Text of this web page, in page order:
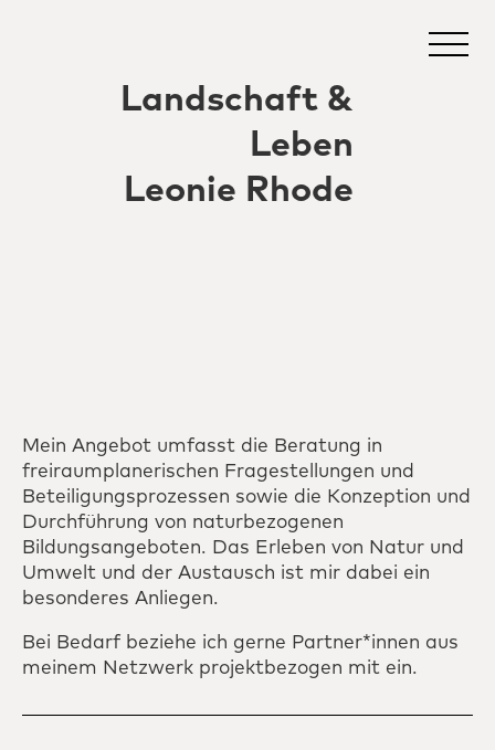
Landschaft &
Leben
Leonie Rhode
Mein Angebot umfasst die Beratung in
freiraumplanerischen Fragestellungen und
Beteiligungsprozessen sowie die Konzeption und
Durchführung von naturbezogenen
Bildungsangeboten. Das Erleben von Natur und
Umwelt und der Austausch ist mir dabei ein
besonderes Anliegen.
Bei Bedarf beziehe ich gerne Partner*innen aus
meinem Netzwerk projektbezogen mit ein.